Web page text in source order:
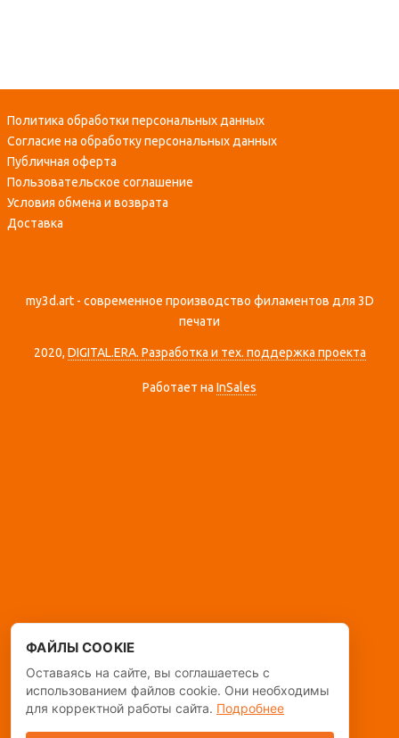
Политика обработки персональных данных
Согласие на обработку персональных данных
Публичная оферта
Пользовательское соглашение
Условия обмена и возврата
Доставка
my3d.art - современное производство филаментов для 3D
печати
2020, DIGITAL.ERA. Разработка и тех. поддержка проекта
Работает на InSales
ФАЙЛЫ COOKIE
Оставаясь на сайте, вы соглашаетесь с
использованием файлов cookie. Они необходимы
для корректной работы сайта. Подробнее